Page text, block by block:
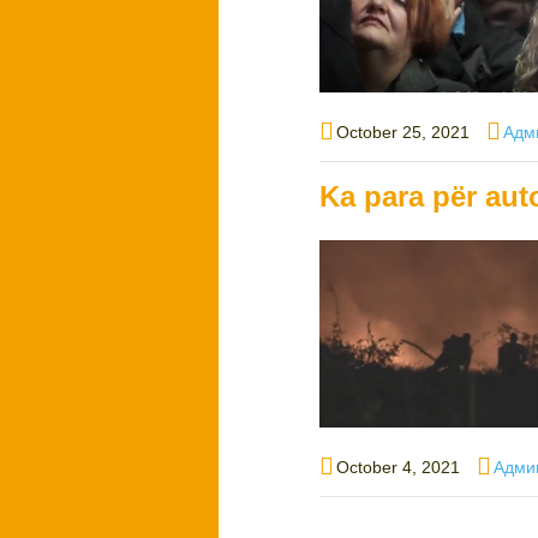
Posted
on
October 25, 2021
Ka para për
Posted
on
October 4, 2021